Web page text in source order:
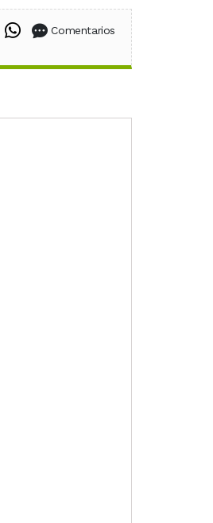
en Facebook
en X (Twitter)
Compartir en WhatsApp
Comentarios